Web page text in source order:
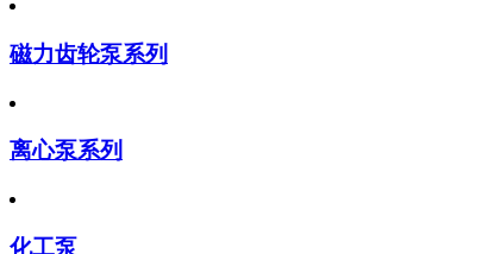
磁力齿轮泵系列
离心泵系列
化工泵